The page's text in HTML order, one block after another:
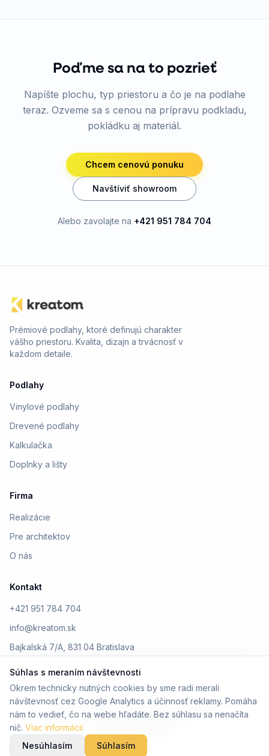
Poďme sa na to pozrieť
Napíšte plochu, typ priestoru a čo je na podlahe
teraz. Ozveme sa s cenou na prípravu podkladu,
pokládku aj materiál.
Chcem cenovú ponuku
Navštíviť showroom
Alebo zavolajte na +421 951 784 704
Prémiové podlahy, ktoré definujú charakter
vášho priestoru. Kvalita, dizajn a trvácnosť v
každom detaile.
Podlahy
Vinylové podlahy
Drevené podlahy
Kalkulačka
Doplnky a lišty
Firma
Realizácie
Pre architektov
O nás
Kontakt
+421 951 784 704
info@kreatom.sk
Bajkalská 7/A, 831 04 Bratislava
© 2026 Kreatom. Všetky práva vyhradené.
Ochrana osobných údajov
Súhlas s meraním návštevnosti
Okrem technicky nutných cookies by sme radi merali
návštevnosť cez Google Analytics a účinnosť reklamy. Pomáha
nám to vedieť, čo na webe hľadáte. Bez súhlasu sa nenačíta
nič. Viac informácií
Nesúhlasím
Súhlasím